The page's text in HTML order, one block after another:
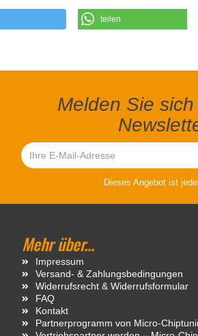
teilen
Melden Sie
Dieses Angebot ist
Mehr über...
Impressum
Versand- & Zahlungsbedingungen
Widerrufsrecht & Widerrufsformular
FAQ
Kontakt
Partnerprogramm von Micro-